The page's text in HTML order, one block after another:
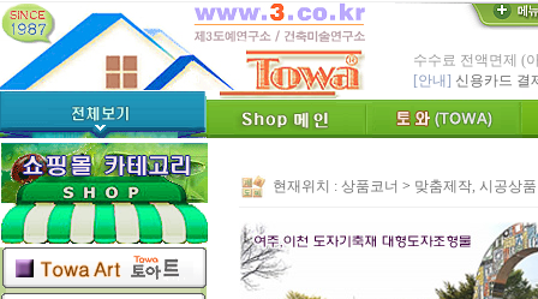
* Since : 1987 ~ 신
- 특허,의장,상표권
친환경 Bio
[브랜드 명]"토와"(
인테리어타일, 기
* TOWA 가상시공
- 토와 배치 디자
* TOWA 회원가입
현재위치 : 상품코너 > 맞춤제작, 시공상품